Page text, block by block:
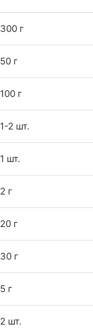
300 г
50 г
100 г
1-2 шт.
1 шт.
2 г
20 г
30 г
5 г
2 шт.